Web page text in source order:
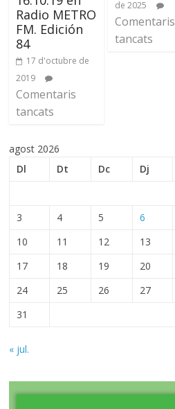
Radio METRO
FM. Edición
84
17 d'octubre de
2019
Comentaris
tancats
de 2025
Comentaris
tancats
agost 2026
Dl
Dt Dc Dj
3
4 5 6
10
11 12 13
17
18 19 20
24
25 26 27
31
« jul.